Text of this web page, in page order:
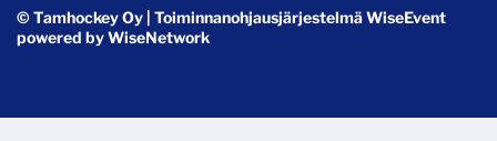
© Tamhockey Oy | ToiminnanohjausjärjestelmäWiseEvent
powered byWiseNetwork